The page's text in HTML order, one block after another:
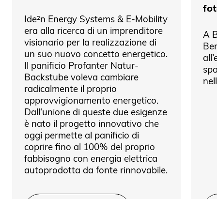
Ide²n Energy Systems & E-Mobility
era alla ricerca di un imprenditore
visionario per la realizzazione di
un suo nuovo concetto energetico.
Il panificio Profanter Natur-
Backstube voleva cambiare
radicalmente il proprio
approvvigionamento energetico.
Dall‘unione di queste due esigenze
è nato il progetto innovativo che
oggi permette al panificio di
coprire fino al 100% del proprio
fabbisogno con energia elettrica
autoprodotta da fonte rinnovabile.
A